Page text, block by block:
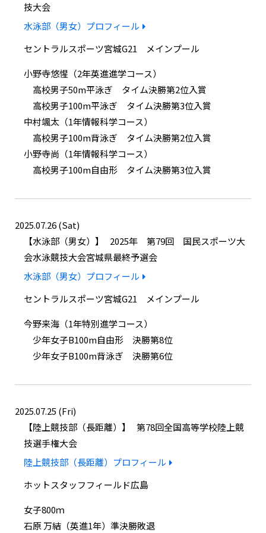
技大会
水泳部（男女）プロフィール
セントラルスポーツ宮城G21 メインプール
小野寺悠惺（2年英進進学コース）
高校男子50m平泳ぎ タイム決勝第2位入賞
高校男子100m平泳ぎ タイム決勝第3位入賞
中村颯太（1年情報科学コース）
高校男子100m背泳ぎ タイム決勝第2位入賞
小野寺尚（1年情報科学コース）
高校男子100m自由形 タイム決勝第3位入賞
2025.07.26 (Sat)
水泳部（男女）
2025年 第79回 国民スポーツ大
会水泳競技大会宮城県最終予選会
水泳部（男女）プロフィール
セントラルスポーツ宮城G21 メインプール
今野来海（1年特別進学コース）
少年女子B100m自由形 決勝第8位
少年女子B100m背泳ぎ 決勝第6位
2025.07.25 (Fri)
陸上競技部（長距離）
第78回全国高等学校陸上競
技選手権大会
陸上競技部（長距離）プロフィール
ホットスタッフフィールド広島
女子800ｍ
石原 万結（英進1年）準決勝敗退